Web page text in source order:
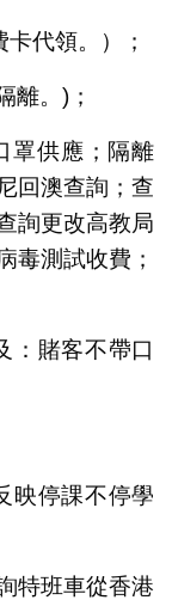
代領。）；
離。)；
罩供應；隔離
回澳查詢；查
詢更改高教局
毒測試收費；
：賭客不帶口
映停課不停學
特班車從香港